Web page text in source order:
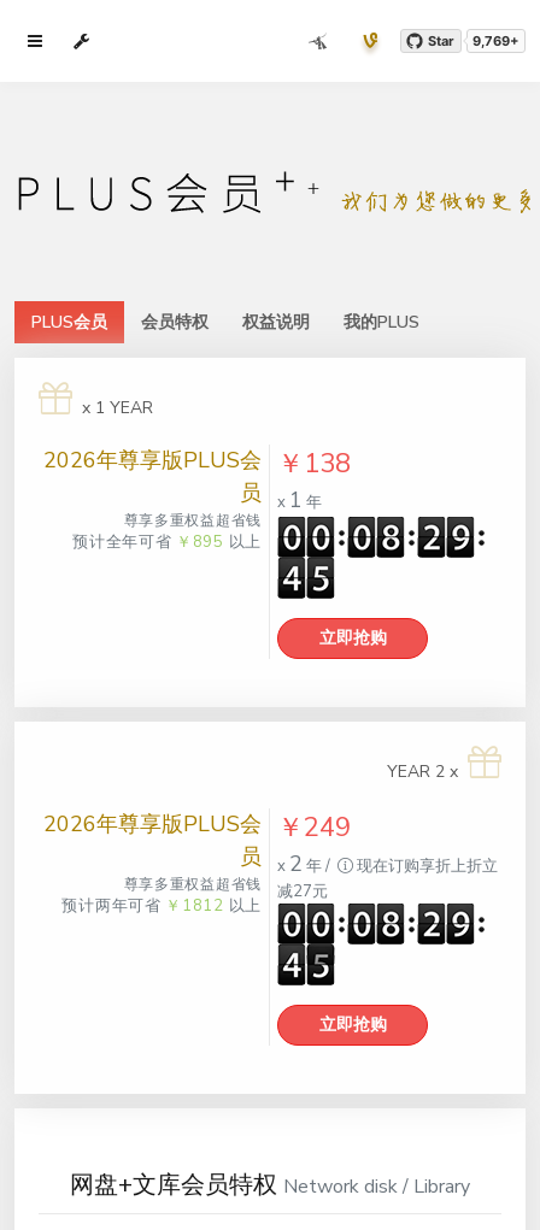
Star 9,769+
PLUS会员 会员特权 权益说明 我的PLUS
x 1 YEAR
2026年尊享版PLUS会
员
尊享多重权益超省钱
预计全年可省 ￥895 以上
￥138
x 1 年
立即抢购
YEAR 2 x
2026年尊享版PLUS会
员
尊享多重权益超省钱
预计两年可省 ￥1812 以上
￥249
x 2 年 /
现在订购享折上折立
减27元
立即抢购
网盘+文库会员特权 Network disk / Library